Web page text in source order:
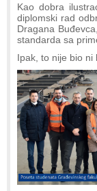
Kao dobra
diplomski rad
Dragana
standarda sa
Ipak, to nije bio ni